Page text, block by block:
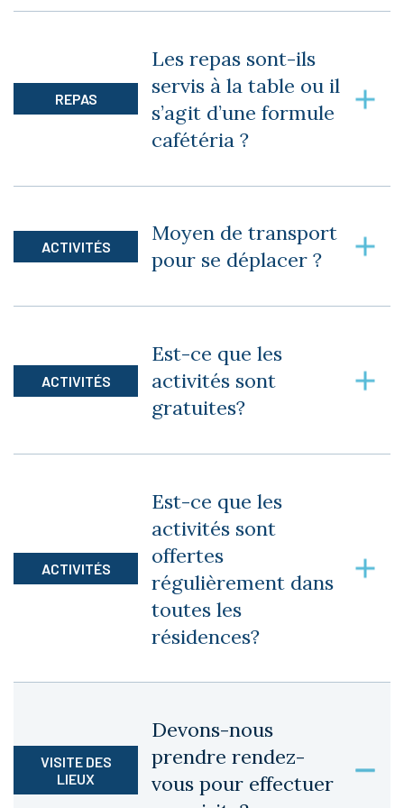
REPAS
Les repas sont-ils
servis à la table ou il
s’agit d’une formule
cafétéria ?
empreinte de respect et de chaleur humaine.
ACTIVITÉS
Moyen de transport
pour se déplacer ?
ACTIVITÉS
Est-ce que les
activités sont
gratuites?
ACTIVITÉS
Est-ce que les
activités sont
offertes
régulièrement dans
toutes les
résidences?
VISITE DES
LIEUX
Devons-nous
prendre rendez-
vous pour effectuer